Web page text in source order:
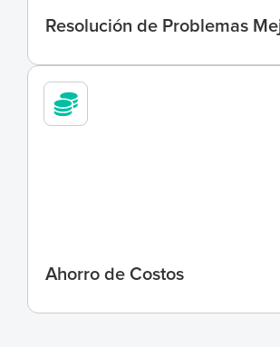
Resolución de Problemas
Ahorro de Costos